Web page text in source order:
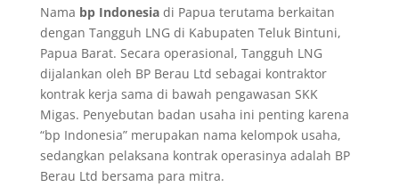
Nama bp Indonesiadi Papua terutama berkaitan
dengan Tangguh LNG di Kabupaten Teluk Bintuni,
Papua Barat. Secara operasional, Tangguh LNG
dijalankan oleh BP Berau Ltd sebagai kontraktor
kontrak kerja sama di bawah pengawasan SKK
Migas. Penyebutan badan usaha ini penting karena
“bp Indonesia” merupakan nama kelompok usaha,
sedangkan pelaksana kontrak operasinya adalah BP
Berau Ltd bersama para mitra.